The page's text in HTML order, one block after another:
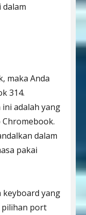
maka Anda
314.
adalah yang
dalam
pakai
keyboard yang
pilihan port